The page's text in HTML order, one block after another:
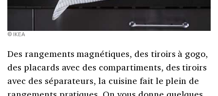
© IKEA
Des rangements magnétiques, des tiroirs à gogo,
des placards avec des compartiments, des tiroirs
avec des séparateurs, la cuisine fait le plein de